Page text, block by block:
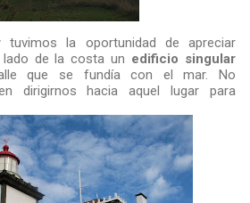
tuvimos la oportunidad de apreciar
de la costa un edificio singular
que se fundía con el mar. No
dirigirnos hacia aquel lugar para